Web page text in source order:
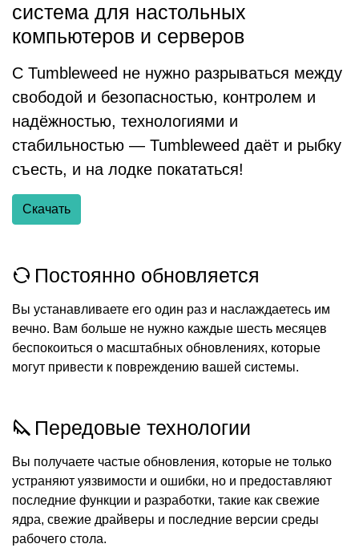
система для настольных
компьютеров и серверов
С Tumbleweed не нужно разрываться между
свободой и безопасностью, контролем и
надёжностью, технологиями и
стабильностью — Tumbleweed даёт и рыбку
съесть, и на лодке покататься!
Скачать
Постоянно обновляется
Вы устанавливаете его один раз и наслаждаетесь им
вечно. Вам больше не нужно каждые шесть месяцев
беспокоиться о масштабных обновлениях, которые
могут привести к повреждению вашей системы.
Передовые технологии
Вы получаете частые обновления, которые не только
устраняют уязвимости и ошибки, но и предоставляют
последние функции и разработки, такие как свежие
ядра, свежие драйверы и последние версии среды
рабочего стола.